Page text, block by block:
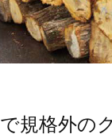
規格外の